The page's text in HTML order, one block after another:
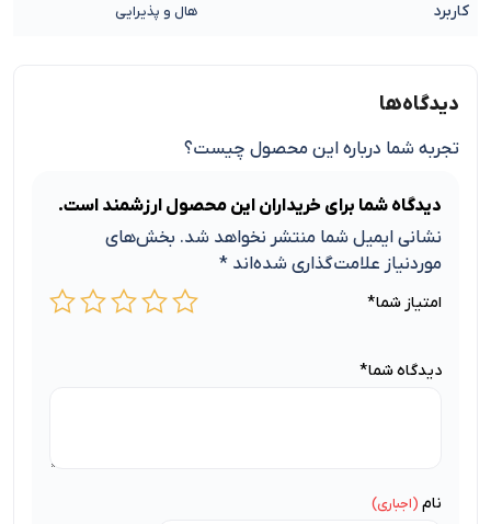
کاربرد هال و پذیرایی
دیدگاه‌ها
تجربه شما درباره این محصول چیست؟
دیدگاه شما برای خریداران این محصول ارزشمند است.
نشانی ایمیل شما منتشر نخواهد شد. بخش‌های
موردنیاز علامت‌گذاری شده‌اند *
امتیاز شما*
دیدگاه شما*
نام